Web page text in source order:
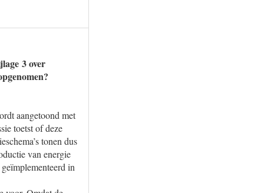
3 over
aangetoond met
toetst of deze
tonen dus
van energie
in